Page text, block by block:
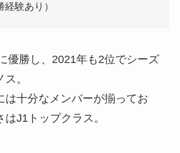
験あり）
優勝し、2021年も2位でシーズ
。
は十分なメンバーが揃ってお
J1トップクラス。